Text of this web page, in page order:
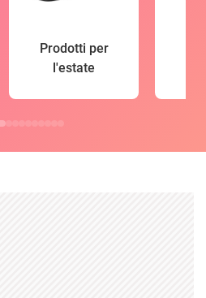
Prodotti per
l'estate